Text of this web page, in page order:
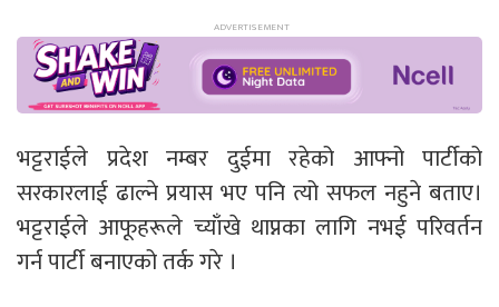
भट्टराईले प्रदेश नम्बर दुईमा रहेको आफ्नो पार्टीको
सरकारलाई ढाल्ने प्रयास भए पनि त्यो सफल नहुने बताए।
भट्टराईले आफूहरूले च्याँखे थाप्नका लागि नभई परिवर्तन
गर्न पार्टी बनाएको तर्क गरे ।